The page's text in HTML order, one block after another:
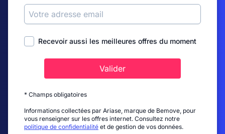
Recevoir aussi les meilleures offres du moment
Valider
* Champs obligatoires
Informations collectées par Ariase, marque de Bemove, pour
vous renseigner sur les offres internet. Consultez notre
politique de confidentialité et de gestion de vos données.